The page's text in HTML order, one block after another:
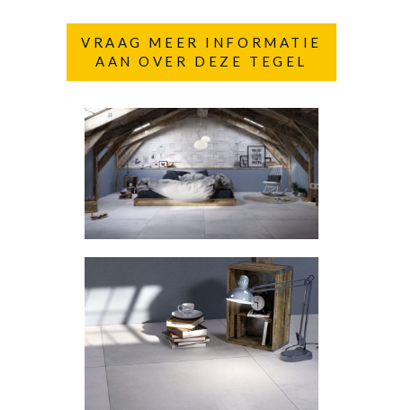
VRAAG MEER INFORMATIE
AAN OVER DEZE TEGEL